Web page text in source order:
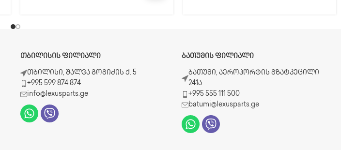
ᲗᲑᲘᲚᲘᲡᲘᲡ ᲤᲘᲚᲘᲐᲚᲘ
თბილისი, შალვა გოგიძის ქ. 5
+995 599 874 874
info@lexusparts.ge
ᲑᲐᲗᲣᲛᲘᲡ ᲤᲘᲚᲘᲐᲚᲘ
ბათუმი, აეროპორტის გზატკეცილი
241ა
+995 555 111 500
batumi@lexusparts.ge